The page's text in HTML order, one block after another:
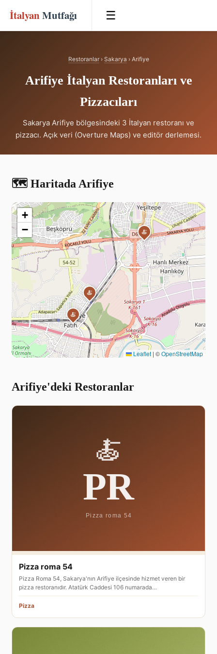
İtalyan Mutfağı ☰
Restoranlar› Sakarya › Arifiye
Arifiye İtalyan Restoranları ve
Pizzacıları
Sakarya Arifiye bölgesindeki 3 İtalyan restoranı ve
pizzacı. Açık veri (Overture Maps) ve editör derlemesi.
🗺️ Haritada Arifiye
🍝
🍝
🍝
+
−
Leaflet |©OpenStreetMap
Arifiye'deki Restoranlar
Pizza roma 54
Pizza Roma 54, Sakarya'nın Arifiye ilçesinde hizmet veren bir
pizza restoranıdır. Atatürk Caddesi 106 numarada…
Pizza